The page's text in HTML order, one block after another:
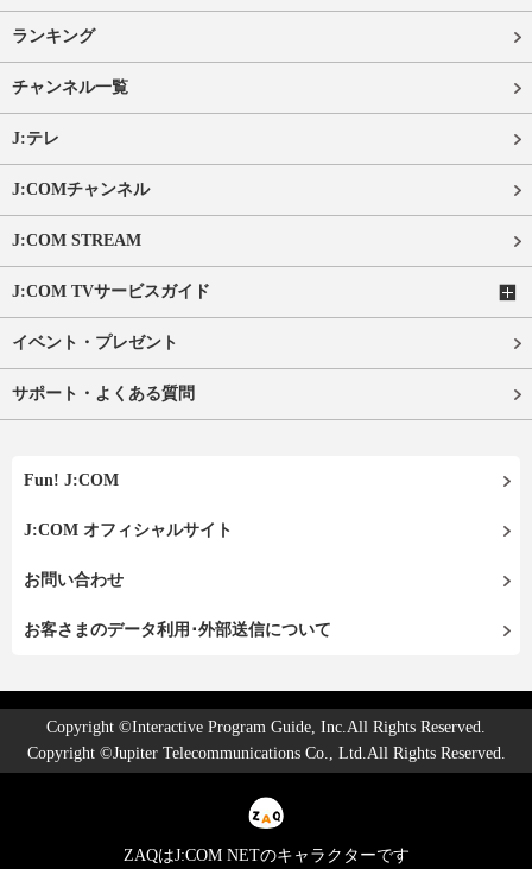
ランキング
チャンネル一覧
J:テレ
J:COMチャンネル
J:COM STREAM
J:COM TVサービスガイド
イベント・プレゼント
サポート・よくある質問
Fun! J:COM
J:COM オフィシャルサイト
お問い合わせ
お客さまのデータ利用･外部送信について
Copyright ©Interactive Program Guide, Inc.All Rights Reserved.
Copyright ©Jupiter Telecommunications Co., Ltd.All Rights Reserved.
ZAQはJ:COM NETのキャラクターです